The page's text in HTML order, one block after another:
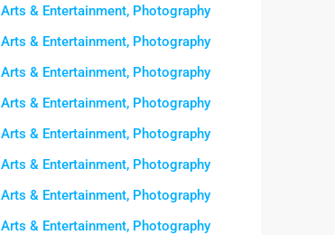
Arts & Entertainment, Photography
Arts & Entertainment, Photography
Arts & Entertainment, Photography
Arts & Entertainment, Photography
Arts & Entertainment, Photography
Arts & Entertainment, Photography
Arts & Entertainment, Photography
Arts & Entertainment, Photography